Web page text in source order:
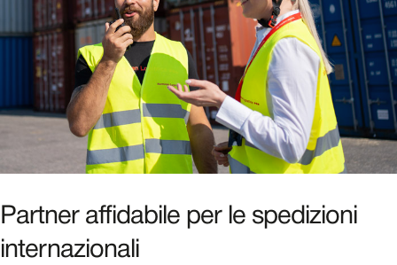
Partner affidabile per le spedizioni
internazionali